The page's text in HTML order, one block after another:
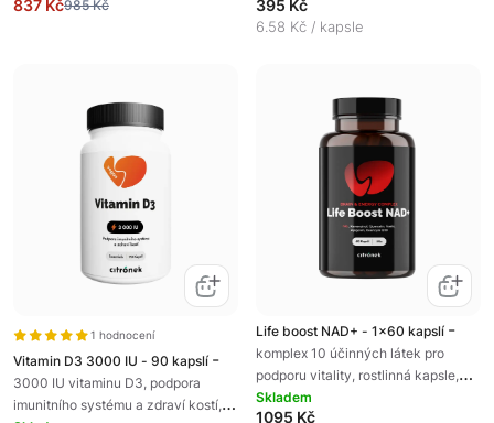
837 Kč985 Kč 395 Kč
6.58 Kč / kapsle
1 hodnocení
Vitamin D3 3000 IU - 90 kapslí -
3000 IU vitaminu D3, podpora
imunitního systému a zdraví kostí,
Life boost NAD+ - 1x60 kapslí -
komplex 10 účinných látek pro
podporu vitality, rostlinná kapsle,
podpora energie a kognitivních
funkcí
Skladem
1095 Kč